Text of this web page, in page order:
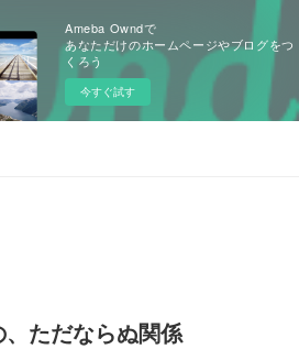
Ameba Owndで
あなただけのホームページやブログをつ
くろう
今すぐ試す
ただならぬ関係